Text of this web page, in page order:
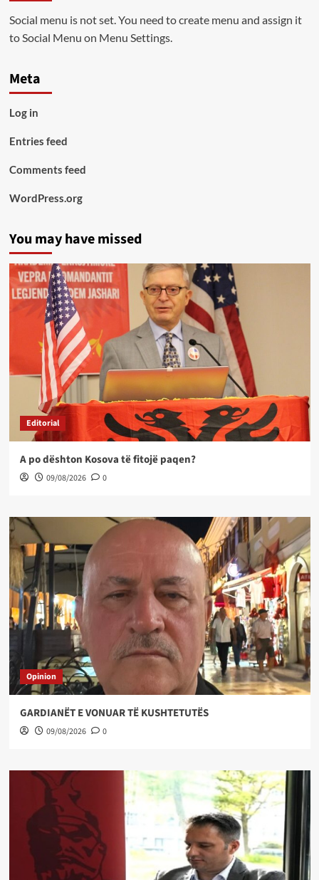
Social menu is not set. You need to create menu and assign it
to Social Menu on Menu Settings.
Meta
Log in
Entries feed
Comments feed
WordPress.org
You may have missed
Editorial
A po dështon Kosova të fitojë paqen?
09/08/2026 0
Opinion
GARDIANËT E VONUAR TË KUSHTETUTËS
09/08/2026 0